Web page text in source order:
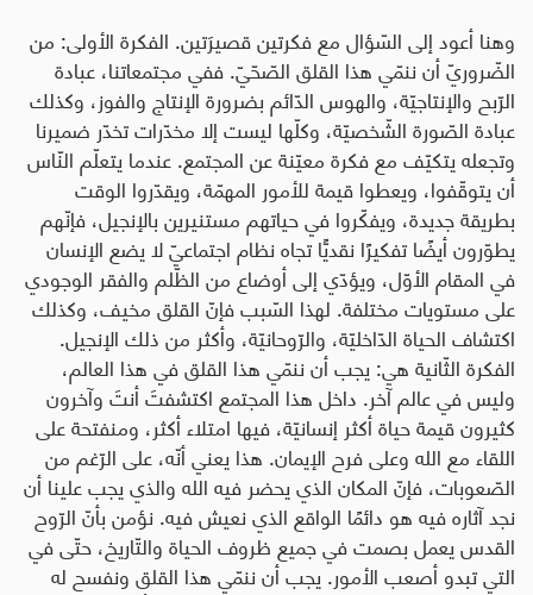
وهنا أعود إلى السّؤال مع فكرتين قصيرَتين. الفكرة الأولى: من
الضّروريّ أن ننمّي هذا القلق الصّحّيّ. ففي مجتمعاتنا، عبادة
الرّبح والإنتاجيّة، والهوس الدّائم بضرورة الإنتاج والفوز، وكذلك
عبادة الصّورة الشّخصيّة، وكلّها ليست إلا مخدّرات تخدّر ضميرنا
وتجعله يتكيّف مع فكرة معيّنة عن المجتمع. عندما يتعلّم النّاس
أن يتوقّفوا، ويعطوا قيمة للأمور المهمّة، ويقدّروا الوقت
بطريقة جديدة، ويفكّروا في حياتهم مستنيرين بالإنجيل، فإنّهم
يطوّرون أيضًا تفكيرًا نقديًّا تجاه نظام اجتماعيّ لا يضع الإنسان
في المقام الأوّل، ويؤدّي إلى أوضاع من الظّلم والفقر الوجودي
على مستويات مختلفة. لهذا السّبب فإنّ القلق مخيف، وكذلك
اكتشاف الحياة الدّاخليّة، والرّوحانيّة، وأكثر من ذلك الإنجيل.
الفكرة الثّانية هي: يجب أن ننمّي هذا القلق في هذا العالم،
وليس في عالم آخر. داخل هذا المجتمع اكتشفتَ أنتَ وآخرون
كثيرون قيمة حياة أكثر إنسانيّة، فيها امتلاء أكثر، ومنفتحة على
اللقاء مع الله وعلى فرح الإيمان. هذا يعني أنّه، على الرّغم من
الصّعوبات، فإنّ المكان الذي يحضر فيه الله والذي يجب علينا أن
نجد آثاره فيه هو دائمًا الواقع الذي نعيش فيه. نؤمن بأنّ الرّوح
القدس يعمل بصمت في جميع ظروف الحياة والتّاريخ، حتّى في
التي تبدو أصعب الأمور. يجب أن ننمّي هذا القلق ونفسح له